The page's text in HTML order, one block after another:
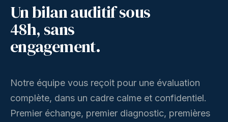
Un bilan auditif sous
48h, sans
engagement.
Notre équipe vous reçoit pour une évaluation
complète, dans un cadre calme et confidentiel.
Premier échange, premier diagnostic, premières